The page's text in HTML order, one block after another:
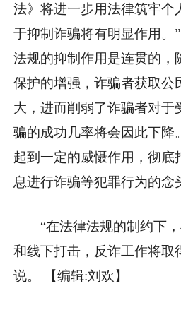
法》将进一步用法律筑牢个
于抑制诈骗将有明显作用。
法规的抑制作用是连贯的，
保护的增强，诈骗者获取公
大，进而削弱了诈骗者对于
骗的成功几率将会因此下降
起到一定的威慑作用，彻底
息进行诈骗等犯罪行为的念
“在法律法规的制约下
和线下打击，反诈工作将取
说。
【编辑:刘欢】